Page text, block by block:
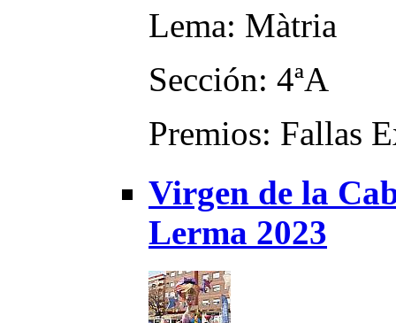
Lema: Màtria
Sección: 4ªA
Premios: Fallas
Virgen de la
Lerma 2023